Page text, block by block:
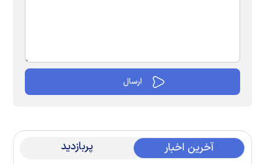
آخرین اخبار پربازدید